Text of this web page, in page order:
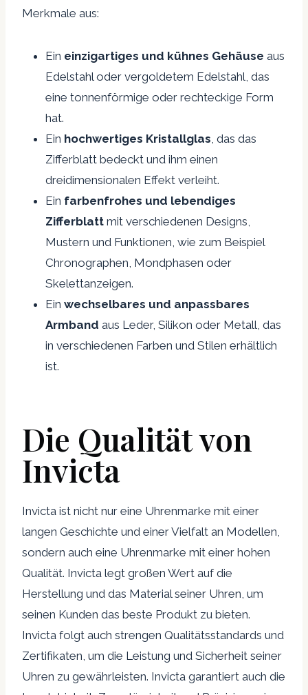
Merkmale aus:
Ein einzigartiges und kühnes Gehäuse aus
Edelstahl oder vergoldetem Edelstahl, das
eine tonnenförmige oder rechteckige Form
hat.
Ein hochwertiges Kristallglas, das das
Zifferblatt bedeckt und ihm einen
dreidimensionalen Effekt verleiht.
Ein farbenfrohes und lebendiges
Zifferblatt mit verschiedenen Designs,
Mustern und Funktionen, wie zum Beispiel
Chronographen, Mondphasen oder
Skelettanzeigen.
Ein wechselbares und anpassbares
Armband aus Leder, Silikon oder Metall, das
in verschiedenen Farben und Stilen erhältlich
ist.
Die Qualität von
Invicta
Invicta ist nicht nur eine Uhrenmarke mit einer
langen Geschichte und einer Vielfalt an Modellen,
sondern auch eine Uhrenmarke mit einer hohen
Qualität. Invicta legt großen Wert auf die
Herstellung und das Material seiner Uhren, um
seinen Kunden das beste Produkt zu bieten.
Invicta folgt auch strengen Qualitätsstandards und
Zertifikaten, um die Leistung und Sicherheit seiner
Uhren zu gewährleisten. Invicta garantiert auch die